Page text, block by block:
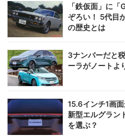
「鉄仮面」に
ぞろい！ 5代目
の歴史とは
3ナンバーだと
ーラがノートよ
15.6インチ1画
新型エルグラン
を選ぶ？